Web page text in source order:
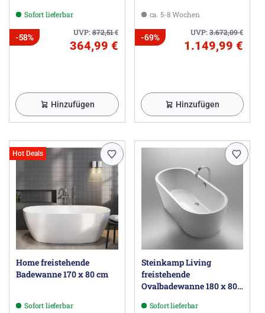
Sofort lieferbar
UVP:872,51€
-58%
364,99 €
Hinzufügen
verdecktem Überlauf
ca. 5-8 Wochen
UVP:3.672,09€
-69%
1.149,99 €
Hinzufügen
Hot Deals
Home freistehende
Badewanne 170 x 80 cm
Sofort lieferbar
Steinkamp Living
freistehende
Ovalbadewanne 180 x 80
Sofort lieferbar